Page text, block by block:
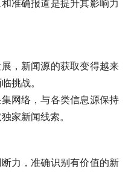
挑战。
家新闻线索。